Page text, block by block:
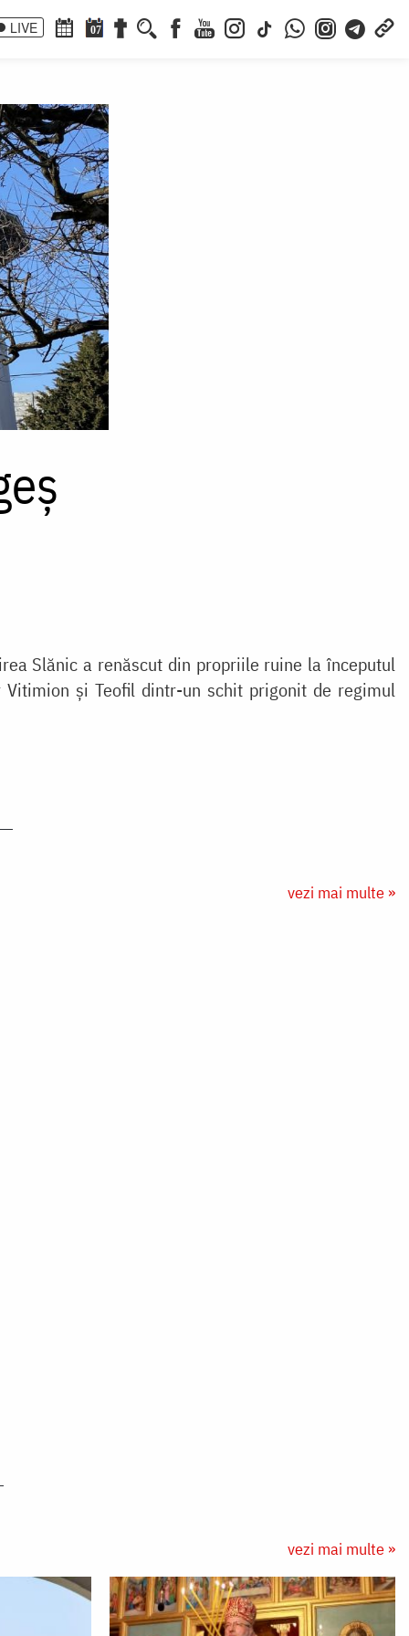
LIVE 07
Slănic a renăscut din propriile ruine la începutul
și Teofil dintr-un schit prigonit de regimul
vezi mai multe »
vezi mai multe »